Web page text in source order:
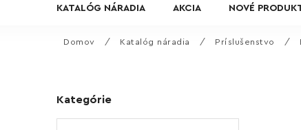
KATALÓG NÁRADIA AKCIA NOVÉ
Domov / Katalóg náradia / Príslušenstvo /
Kategórie